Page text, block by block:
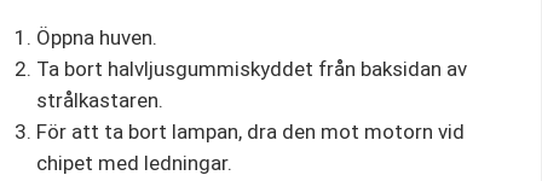
Öppna huven.
Ta bort halvljusgummiskyddet från baksidan av
strålkastaren.
För att ta bort lampan, dra den mot motorn vid
chipet med ledningar.